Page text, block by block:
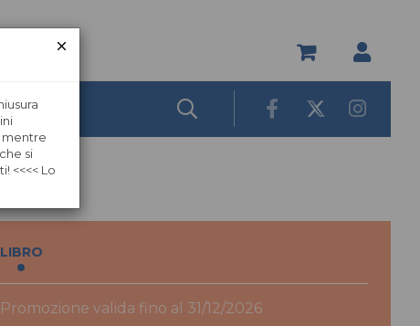
LIBRO
Promozione valida fino al 31/12/2026
mentre
si
<<<< Lo